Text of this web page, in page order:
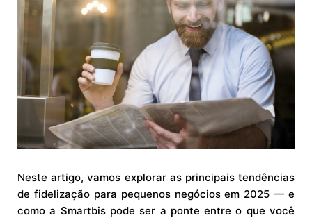
Neste artigo, vamos explorar as principais tendências
de fidelização para pequenos negócios em 2025 — e
como a Smartbis pode ser a ponte entre o que você